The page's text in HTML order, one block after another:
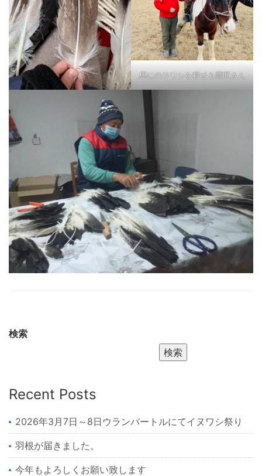
馬にのりワシを載せる鷹匠さん
検索
検索
Recent Posts
2026年3月7日～8日ウランバートルにてイヌワシ祭り
羽根が届きました。
今年もよろしくお願い致します